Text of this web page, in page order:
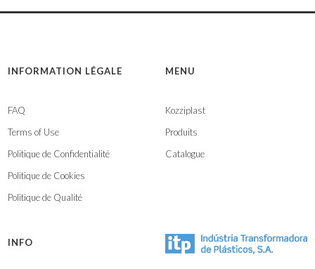
INFORMATION LÉGALE
FAQ
Terms of Use
Politique de Confidentialité
Politique de Cookies
Politique de Qualité
MENU
Kozziplast
Produits
Catalogue
INFO